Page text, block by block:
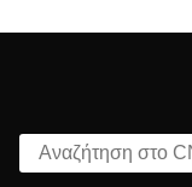
Αναζήτηση στο